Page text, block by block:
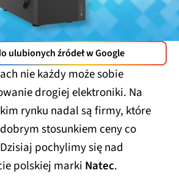
ulubionych źródeł w Google
nie każdy może sobie
drogiej elektroniki. Na
rynku nadal są firmy, które
stosunkiem ceny co
pochylimy się nad
polskiej marki Natec.